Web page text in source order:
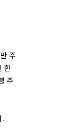
주
한
주
.